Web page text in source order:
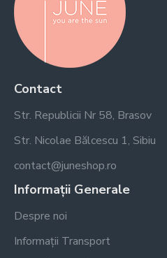
Contact
Str. Republicii Nr 58, Brasov
Str. Nicolae Bălcescu 1, Sibiu
contact@juneshop.ro
Informații Generale
Despre noi
Informații Transport